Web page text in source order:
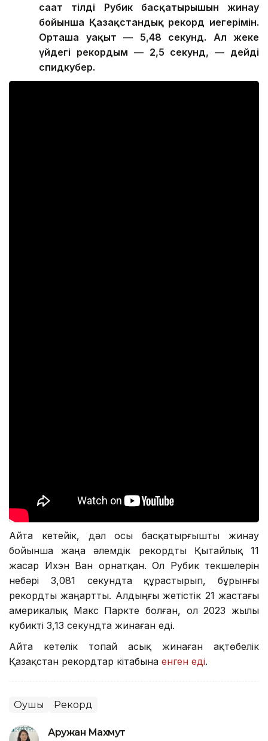
сағат тілді Рубик басқатырғышын жинау
бойынша Қазақстандық рекорд иегерімін.
Орташа уақыт — 5,48 секунд. Ал жеке
үйдегі рекордым — 2,5 секунд, — дейді
спидкубер.
Айта кетейік, дәл осы басқатырғышты жинау
бойынша жаңа әлемдік рекордты Қытайлық 11
жасар Ихэн Ван орнатқан. Ол Рубик текшелерін
небәрі 3,081 секундта құрастырып, бұрынғы
рекордты жаңартты. Алдыңғы жетістік 21 жастағы
америкалық Макс Паркте болған, ол 2023 жылы
кубикті 3,13 секундта жинаған еді.
Айта кетелік топай асық жинаған ақтөбелік
Қазақстан рекордтар кітабына енген еді.
Оқушы Рекорд
Аружан Махмут